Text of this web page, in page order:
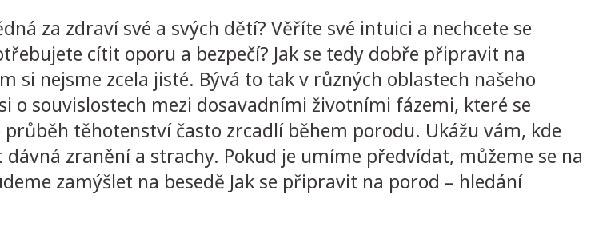
za zdraví své a svých dětí? Věříte své intuici a nechcete se
cítit oporu a bezpečí? Jak se tedy dobře připravit na
si nejsme zcela jisté. Bývá to tak v různých oblastech našeho
o souvislostech mezi dosavadními životními fázemi, které se
těhotenství často zrcadlí během porodu. Ukážu vám, kde
zranění a strachy. Pokud je umíme předvídat, můžeme se na
zamýšlet na besedě Jak se připravit na porod – hledání